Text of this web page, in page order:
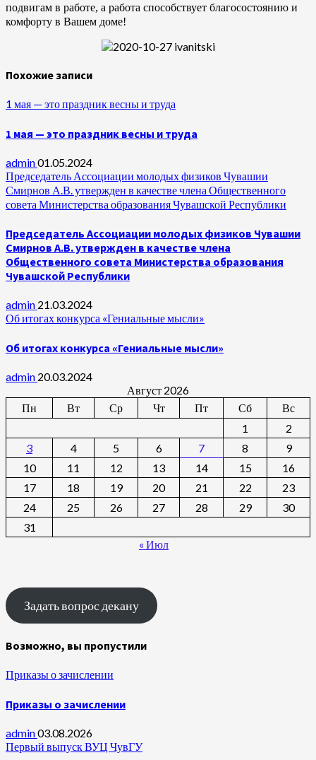
подвигам в работе, а работа способствует благосостоянию и
комфорту в Вашем доме!
Похожие записи
1 мая — это праздник весны и труда
1 мая — это праздник весны и труда
admin01.05.2024
Председатель Ассоциации молодых физиков Чувашии
Смирнов А.В. утвержден в качестве члена Общественного
совета Министерства образования Чувашской Республики
Председатель Ассоциации молодых физиков Чувашии
Смирнов А.В. утвержден в качестве члена
Общественного совета Министерства образования
Чувашской Республики
admin 21.03.2024
Об итогах конкурса «Гениальные мысли»
Об итогах конкурса «Гениальные мысли»
admin 20.03.2024
Август 2026
Пн
Вт Ср Чт Пт Сб
Вс
1
2
3
4 5 6 7 8
9
10
11 12 13 14 15
16
17
18 19 20 21 22
23
24
25 26 27 28 29
30
31
« Июл
Задать вопрос декану
Возможно, вы пропустили
Приказы о зачислении
Приказы о зачислении
admin03.08.2026
Первый выпуск ВУЦ ЧувГУ